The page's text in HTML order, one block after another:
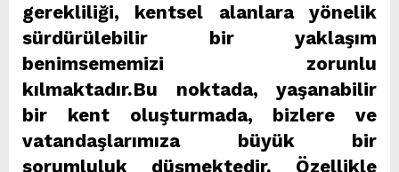
gerekliliği, kentsel alanlara yönelik
sürdürülebilir bir yaklaşım
benimsememizi zorunlu
kılmaktadır.Bu noktada, yaşanabilir
bir kent oluşturmada, bizlere ve
vatandaşlarımıza büyük bir
sorumluluk düşmektedir. Özellikle